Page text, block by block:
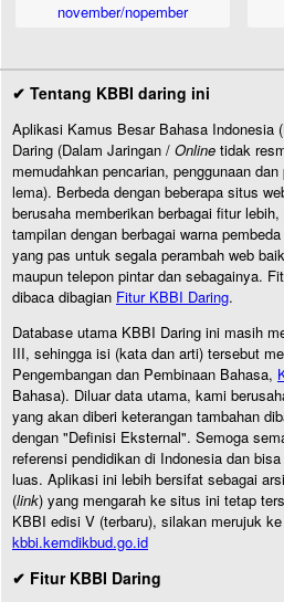
november/nopember
✔ Tentang KBBI daring ini
Aplikasi Kamus Besar Bahasa Indonesia
Daring (Dalam Jaringan / Online tidak
memudahkan pencarian, penggunaan
lema). Berbeda dengan beberapa situs
berusaha memberikan berbagai fitur
tampilan dengan berbagai warna
yang pas untuk segala perambah web
maupun telepon pintar dan sebagainya.
dibaca dibagian Fitur KBBI Daring.
Database utama KBBI Daring ini masih
III, sehingga isi (kata dan arti) tersebut
Pengembangan dan Pembinaan Bahasa,
Bahasa). Diluar data utama, kami
yang akan diberi keterangan tambahan
dengan "Definisi Eksternal". Semoga
referensi pendidikan di Indonesia dan
luas. Aplikasi ini lebih bersifat sebagai
(link) yang mengarah ke situs ini tetap
KBBI edisi V (terbaru), silakan merujuk
kbbi.kemdikbud.go.id
✔ Fitur KBBI Daring